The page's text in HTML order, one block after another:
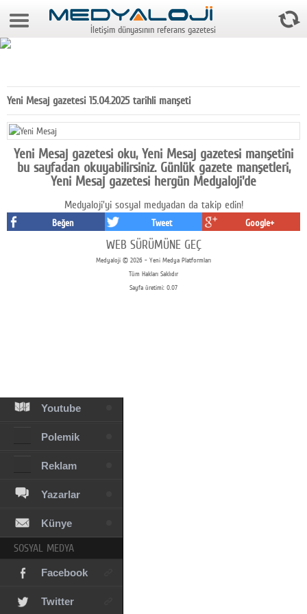
8 Ağustos 2026 16:26:11
Gazeteler
Medya
Reyting-tiraj
Teknoloji
Youtube
Polemik
Reklam
Yazarlar
Künye
SOSYAL MEDYA
Facebook
Twitter
İletişim dünyasının referans gazetesi
Yeni Mesaj gazetesi 15.04.2025 tarihli manşeti
Yeni Mesaj gazetesi oku, Yeni Mesaj gazetesi manşetini
bu sayfadan okuyabilirsiniz. Günlük gazete manşetleri,
Yeni Mesaj gazetesi hergün Medyaloji'de
Medyaloji'yi sosyal medyadan da takip edin!
Beğen Tweet Google+
WEB SÜRÜMÜNE GEÇ
Medyaloji © 2026 - Yeni Medya Platformları
Tüm Hakları Saklıdır
Sayfa üretimi: 0.07